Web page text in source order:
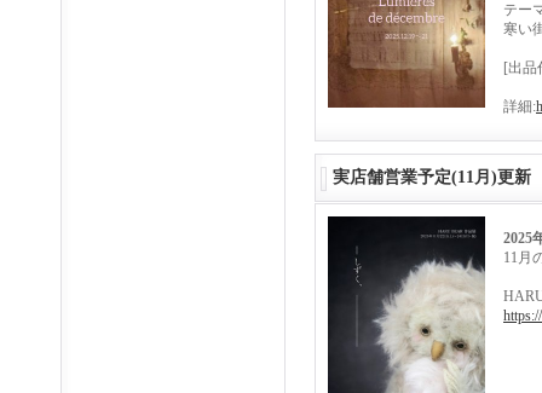
テー
寒い
[出品
詳細:
実店舗営業予定(11月)更新
2025
11月